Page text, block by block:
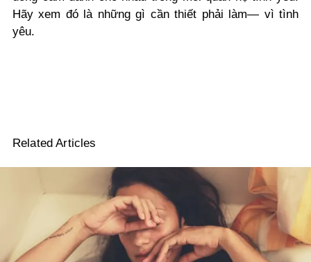
Hãy xem đó là những gì cần thiết phải làm— vì tình
yêu.
Related Articles